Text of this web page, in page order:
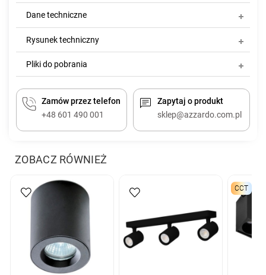
Dane techniczne
Rysunek techniczny
Pliki do pobrania
Zamów przez telefon
+48 601 490 001
Zapytaj o produkt
sklep@azzardo.com.pl
ZOBACZ RÓWNIEŻ
CCT